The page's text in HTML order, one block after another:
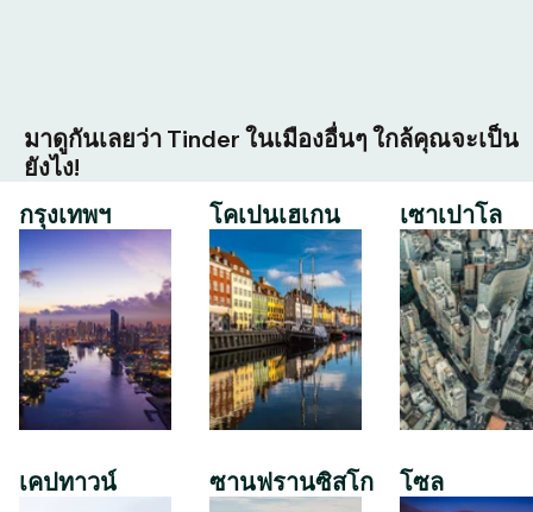
มาดูกันเลยว่า Tinder ในเมืองอื่นๆ ใกล้คุณจะเป็น
ยังไง!
กรุงเทพฯ
เคปทาวน์
โคเปนเฮเกน
ซานฟรานซิสโก
เซาเปาโล
โซล